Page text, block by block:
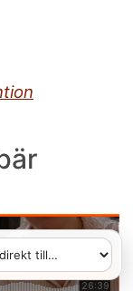
till
ett alternativ